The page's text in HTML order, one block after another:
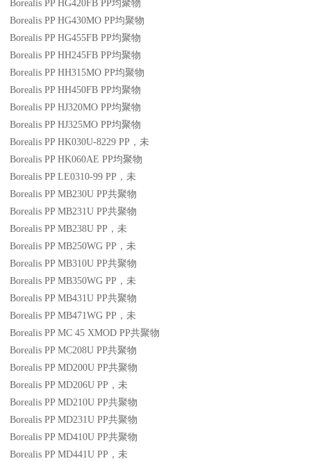
Borealis PP HG420FB PP均聚物
Borealis PP HG430MO PP均聚物
Borealis PP HG455FB PP均聚物
Borealis PP HH245FB PP均聚物
Borealis PP HH315MO PP均聚物
Borealis PP HH450FB PP均聚物
Borealis PP HJ320MO PP均聚物
Borealis PP HJ325MO PP均聚物
Borealis PP HK030U-8229 PP ，未
Borealis PP HK060AE PP均聚物
Borealis PP LE0310-99 PP ，未
Borealis PP MB230U PP共聚物
Borealis PP MB231U PP共聚物
Borealis PP MB238U PP ，未
Borealis PP MB250WG PP ，未
Borealis PP MB310U PP共聚物
Borealis PP MB350WG PP ，未
Borealis PP MB431U PP共聚物
Borealis PP MB471WG PP ，未
Borealis PP MC 45 XMOD PP共聚物
Borealis PP MC208U PP共聚物
Borealis PP MD200U PP共聚物
Borealis PP MD206U PP ，未
Borealis PP MD210U PP共聚物
Borealis PP MD231U PP共聚物
Borealis PP MD410U PP共聚物
Borealis PP MD441U PP ，未